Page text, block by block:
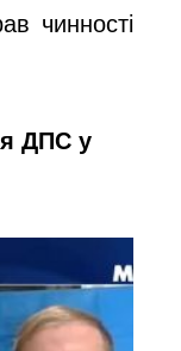
чинності
ДПС у